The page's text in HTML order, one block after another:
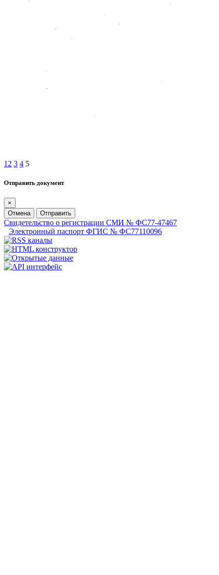
1 2 3 4 5
Отправить документ
×
Отмена
Отправить
Свидетельство о регистрации СМИ № ФС77-47467
Электронный паспорт ФГИС № ФС77110096